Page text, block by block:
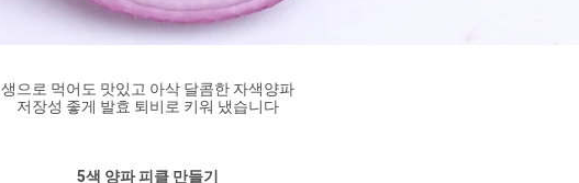
생으로 먹어도 맛있고 아삭 달콤한 자색양파
저장성 좋게 발효 퇴비로 키워 냈습니다
5색 양파 피클 만들기